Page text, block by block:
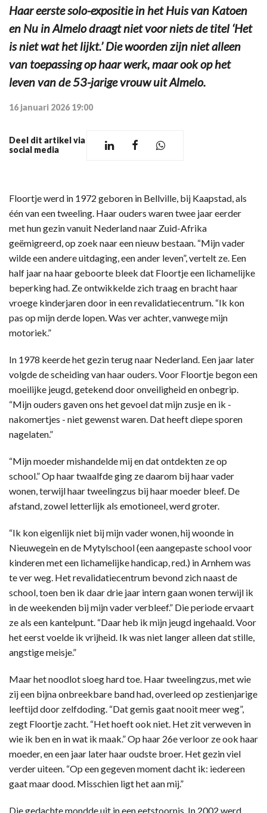
Haar eerste solo-expositie in het Huis van Katoen
en Nu in Almelo draagt niet voor niets de titel ‘Het
is niet wat het lijkt.’ Die woorden zijn niet alleen
van toepassing op haar werk, maar ook op het
leven van de 53-jarige vrouw uit Almelo.
16 januari 2026 19:00
Deel dit artikel via
social media
Floortje werd in 1972 geboren in Bellville, bij Kaapstad, als
één van een tweeling. Haar ouders waren twee jaar eerder
met hun gezin vanuit Nederland naar Zuid-Afrika
geëmigreerd, op zoek naar een nieuw bestaan. “Mijn vader
wilde een andere uitdaging, een ander leven”, vertelt ze. Een
half jaar na haar geboorte bleek dat Floortje een lichamelijke
beperking had. Ze ontwikkelde zich traag en bracht haar
vroege kinderjaren door in een revalidatiecentrum. “Ik kon
pas op mijn derde lopen. Was ver achter, vanwege mijn
motoriek.”
In 1978 keerde het gezin terug naar Nederland. Een jaar later
volgde de scheiding van haar ouders. Voor Floortje begon een
moeilijke jeugd, getekend door onveiligheid en onbegrip.
“Mijn ouders gaven ons het gevoel dat mijn zusje en ik -
nakomertjes - niet gewenst waren. Dat heeft diepe sporen
nagelaten.”
“Mijn moeder mishandelde mij en dat ontdekten ze op
school.” Op haar twaalfde ging ze daarom bij haar vader
wonen, terwijl haar tweelingzus bij haar moeder bleef. De
afstand, zowel letterlijk als emotioneel, werd groter.
“Ik kon eigenlijk niet bij mijn vader wonen, hij woonde in
Nieuwegein en de Mytylschool (een aangepaste school voor
kinderen met een lichamelijke handicap, red.) in Arnhem was
te ver weg. Het revalidatiecentrum bevond zich naast de
school, toen ben ik daar drie jaar intern gaan wonen terwijl ik
in de weekenden bij mijn vader verbleef.” Die periode ervaart
ze als een kantelpunt. “Daar heb ik mijn jeugd ingehaald. Voor
het eerst voelde ik vrijheid. Ik was niet langer alleen dat stille,
angstige meisje.”
Maar het noodlot sloeg hard toe. Haar tweelingzus, met wie
zij een bijna onbreekbare band had, overleed op zestienjarige
leeftijd door zelfdoding. “Dat gemis gaat nooit meer weg”,
zegt Floortje zacht. “Het hoeft ook niet. Het zit verweven in
wie ik ben en in wat ik maak.” Op haar 26e verloor ze ook haar
moeder, en een jaar later haar oudste broer. Het gezin viel
verder uiteen. “Op een gegeven moment dacht ik: iedereen
gaat maar dood. Misschien ligt het aan mij.”
Die gedachte mondde uit in een eetstoornis. In 2002 werd